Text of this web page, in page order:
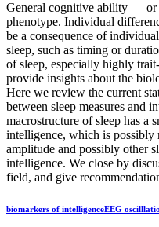
General cognitive ability — or
phenotype. Individual
be a consequence of
sleep, such as timing or
of sleep, especially highly
provide insights about the
Here we review the current
between sleep measures and
macrostructure of sleep has a
intelligence, which is possibly
amplitude and possibly other
intelligence. We close by
field, and give
biomarkers of intelligenceEEG